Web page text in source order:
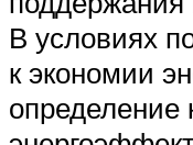
В условиях
к экономии
определение